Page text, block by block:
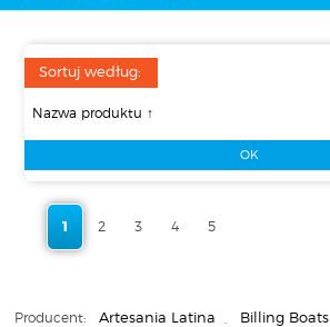
Sortuj według:
1 2 3 4 5
Producent: Artesania Latina Billing Boats